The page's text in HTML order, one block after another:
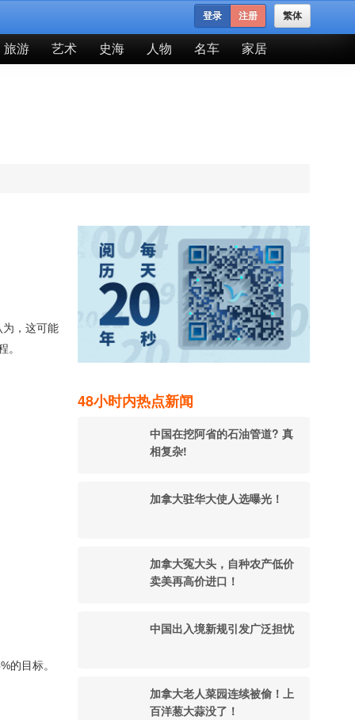
繁体
登录 注册
旅游 艺术 史海 人物 名车 家居
，这可能
。
的目标。
48小时内热点新闻
中国在挖阿省的石油管道? 真
相复杂!
加拿大驻华大使人选曝光！
加拿大冤大头，自种农产低价
卖美再高价进口！
中国出入境新规引发广泛担忧
加拿大老人菜园连续被偷！上
百洋葱大蒜没了！